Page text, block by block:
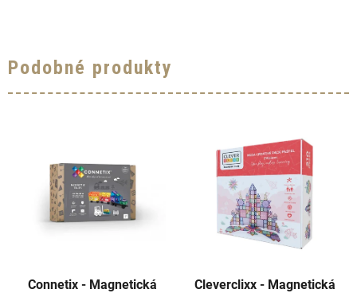
Podobné produkty
Connetix - Magnetická
Cleverclixx - Magnetická